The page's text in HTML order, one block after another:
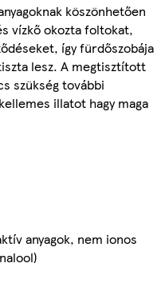
köszönhetően
vízkő okozta foltokat,
így fürdőszobája
lesz. A megtisztított
szükség további
illatot hagy maga
anyagok, nem ionos